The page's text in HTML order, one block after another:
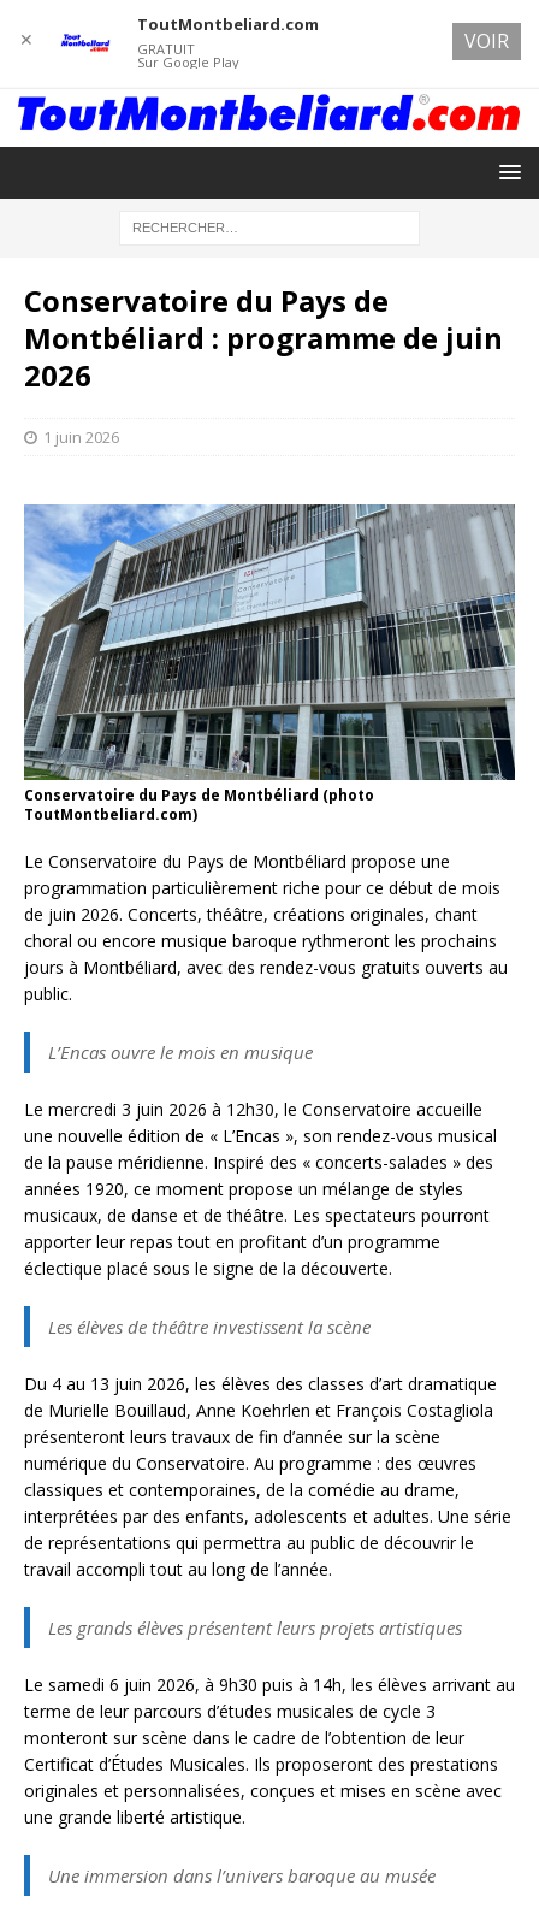
Conservatoire du Pays de
Montbéliard : programme de juin
2026
1 juin 2026
Conservatoire du Pays de Montbéliard (photo
ToutMontbeliard.com)
Le Conservatoire du Pays de Montbéliard propose une
programmation particulièrement riche pour ce début de mois
de juin 2026. Concerts, théâtre, créations originales, chant
choral ou encore musique baroque rythmeront les prochains
jours à Montbéliard, avec des rendez-vous gratuits ouverts au
public.
L’Encas ouvre le mois en musique
Le mercredi 3 juin 2026 à 12h30, le Conservatoire accueille
une nouvelle édition de « L’Encas », son rendez-vous musical
de la pause méridienne. Inspiré des « concerts-salades » des
années 1920, ce moment propose un mélange de styles
musicaux, de danse et de théâtre. Les spectateurs pourront
apporter leur repas tout en profitant d’un programme
éclectique placé sous le signe de la découverte.
Les élèves de théâtre investissent la scène
Du 4 au 13 juin 2026, les élèves des classes d’art dramatique
de Murielle Bouillaud, Anne Koehrlen et François Costagliola
présenteront leurs travaux de fin d’année sur la scène
numérique du Conservatoire. Au programme : des œuvres
classiques et contemporaines, de la comédie au drame,
interprétées par des enfants, adolescents et adultes. Une série
de représentations qui permettra au public de découvrir le
travail accompli tout au long de l’année.
Les grands élèves présentent leurs projets artistiques
Le samedi 6 juin 2026, à 9h30 puis à 14h, les élèves arrivant au
terme de leur parcours d’études musicales de cycle 3
monteront sur scène dans le cadre de l’obtention de leur
Certificat d’Études Musicales. Ils proposeront des prestations
originales et personnalisées, conçues et mises en scène avec
une grande liberté artistique.
Une immersion dans l’univers baroque au musée
✕
ToutMontbeliard.com
GRATUIT
Sur Google Play
VOIR